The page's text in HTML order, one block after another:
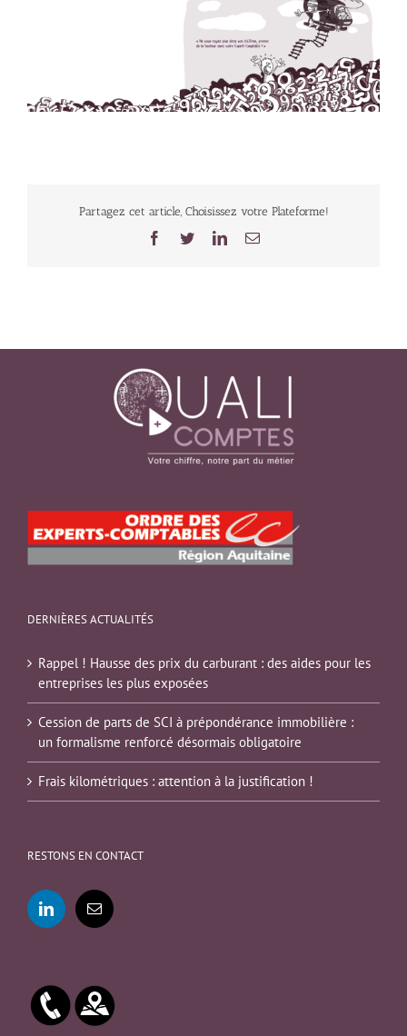
Partagez cet article, Choisissez votre Plateforme!
Facebook
TwitterLinkedInEmail
DERNIÈRES ACTUALITÉS
Rappel ! Hausse des prix du carburant : des aides pour les
entreprises les plus exposées
Cession de parts de SCI à prépondérance immobilière :
un formalisme renforcé désormais obligatoire
Frais kilométriques : attention à la justification !
RESTONS EN CONTACT